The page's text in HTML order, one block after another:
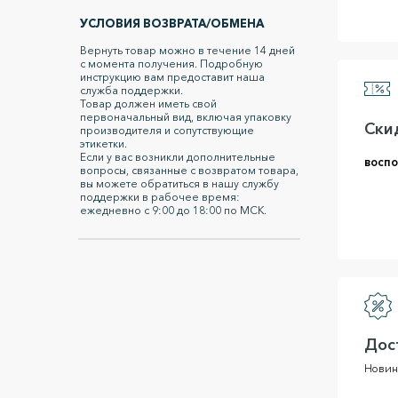
УСЛОВИЯ ВОЗВРАТА/ОБМЕНА
Вернуть товар можно в течение 14 дней
с момента получения. Подробную
инструкцию вам предоставит наша
служба поддержки.
Товар должен иметь свой
первоначальный вид, включая упаковку
производителя и сопутствующие
этикетки.
Если у вас возникли дополнительные
вопросы, связанные с возвратом товара,
вы можете обратиться в нашу службу
поддержки в рабочее время:
ежедневно с 9:00 до 18:00 по МСК.